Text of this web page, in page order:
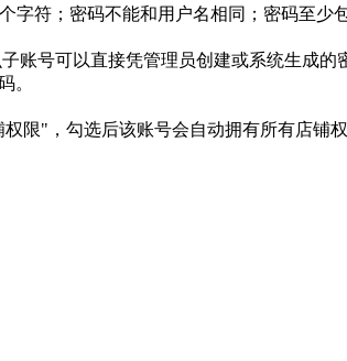
字符；密码不能和用户名相同；密码至少
账号可以直接凭管理员创建或系统生成的
。
限"，勾选后该账号会自动拥有所有店铺